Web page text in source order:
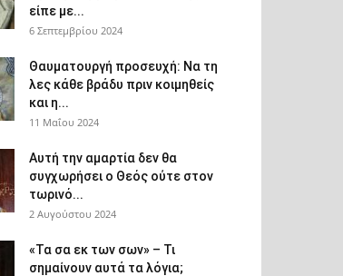
είπε με...
6 Σεπτεμβρίου 2024
Θαυματουργή προσευχή: Να τη
λες κάθε βράδυ πριν κοιμηθείς
και η...
11 Μαΐου 2024
Αυτή την αμαρτία δεν θα
συγχωρήσει ο Θεός ούτε στον
τωρινό...
2 Αυγούστου 2024
«Τα σα εκ των σων» – Τι
σημαίνουν αυτά τα λόγια;